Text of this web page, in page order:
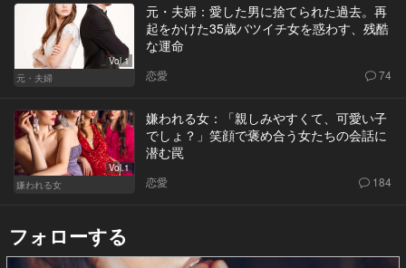
Vol.1
元・夫婦
元・夫婦：愛した男に捨てられた過去。再
起をかけた35歳バツイチ女を惑わす、残酷
な運命
恋愛 74
Vol.1
嫌われる女
嫌われる女：「親しみやすくて、可愛い子
でしょ？」笑顔で褒め合う女たちの会話に
潜む罠
恋愛 184
フォローする